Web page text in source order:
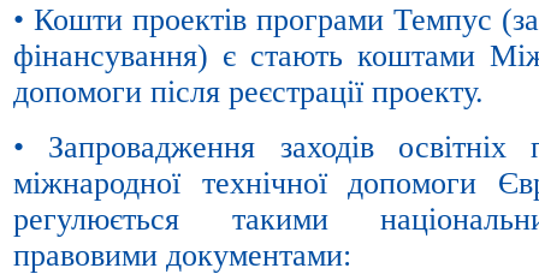
• Кошти проектів програми Темпус
фінансування) є стають коштами
допомоги після реєстрації проекту.
• Запровадження заходів
міжнародної технічної допомоги
регулюється такими
правовими документами: